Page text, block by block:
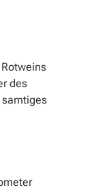
des
samtiges